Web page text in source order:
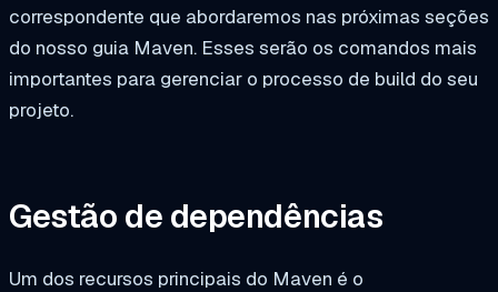
correspondente que abordaremos nas próximas seções
do nosso guia Maven. Esses serão os comandos mais
importantes para gerenciar o processo de build do seu
projeto.
Gestão de dependências
Um dos recursos principais do Maven é o